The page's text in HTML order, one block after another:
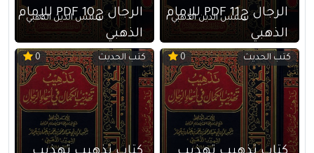
الرجال ج11 PDF للإمام
الذهبي
شمس الدين الذهبي
الرجال ج10 PDF للإمام
الذهبي
شمس الدين الذهبي
كتب الحديث 0 كتب الحديث 0